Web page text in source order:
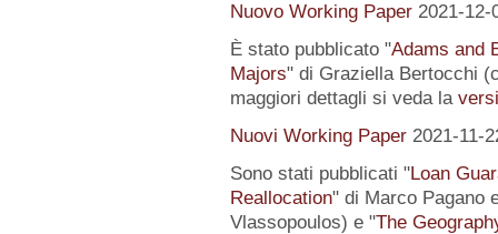
Nuovo Working Paper 2021-12-
È stato pubblicato "Adams and
Majors" di Graziella Bertocchi
maggiori dettagli si veda la
Nuovi Working Paper 2021-11-
Sono stati pubblicati "Loan
Reallocation" di Marco Pagano
Vlassopoulos) e "The